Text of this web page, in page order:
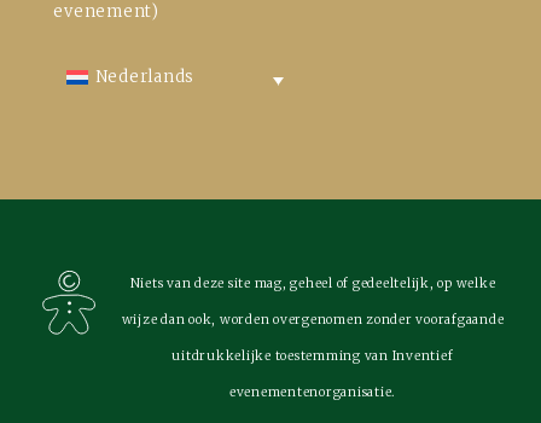
evenement)
Nederlands
Niets van deze site mag, geheel of gedeeltelijk, op welke
wijze dan ook, worden overgenomen zonder voorafgaande
uitdrukkelijke toestemming van Inventief
evenementenorganisatie.